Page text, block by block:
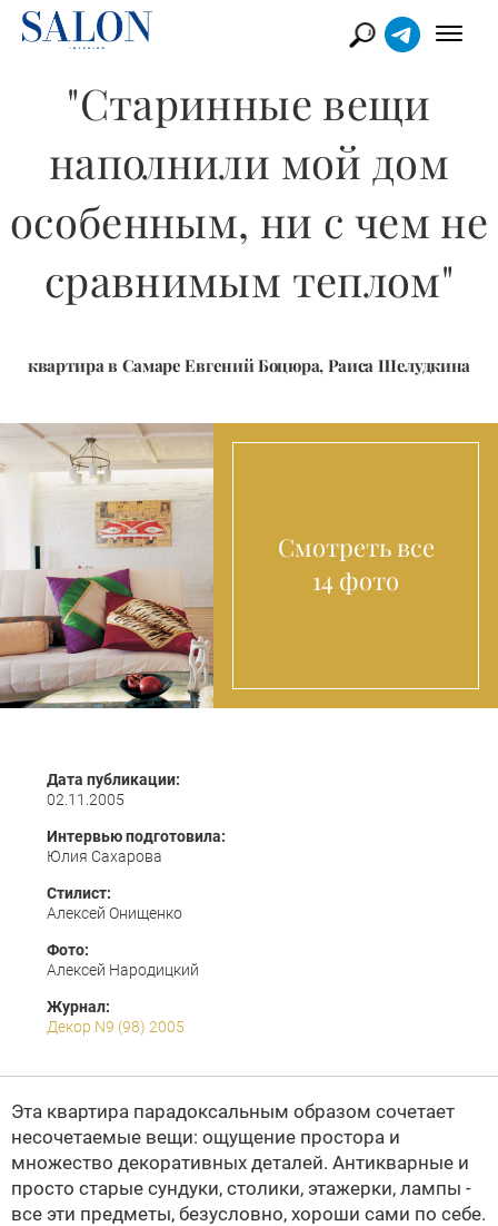
"Старинные вещи
наполнили мой дом
особенным, ни с чем не
сравнимым теплом"
квартира в Самаре Евгений Боцюра, Раиса Шелудкина
Смотреть все
14 фото
Дата публикации:
02.11.2005
Интервью подготовила:
Юлия Сахарова
Стилист:
Алексей Онищенко
Фото:
Алексей Народицкий
Журнал:
Декор N9 (98) 2005
Эта квартира парадоксальным образом сочетает
несочетаемые вещи: ощущение простора и
множество декоративных деталей. Антикварные и
просто старые сундуки, столики, этажерки, лампы -
все эти предметы, безусловно, хороши сами по себе.